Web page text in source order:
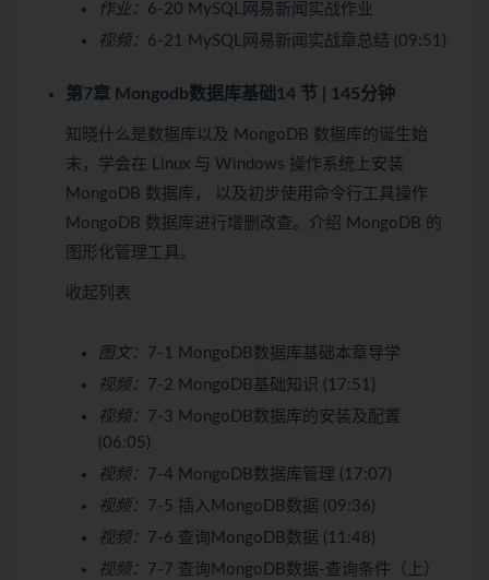
作业： 6-20 MySQL网易新闻实战作业
视频： 6-21 MySQL网易新闻实战章总结 (09:51)
第7章 Mongodb数据库基础14 节 | 145分钟
知晓什么是数据库以及 MongoDB 数据库的诞生始
末，学会在 Linux 与 Windows 操作系统上安装
MongoDB 数据库， 以及初步使用命令行工具操作
MongoDB 数据库进行增删改查。介绍 MongoDB 的
图形化管理工具。
收起列表
图文：
7-1 MongoDB数据库基础本章导学
视频：
7-2 MongoDB基础知识 (17:51)
视频：
7-3 MongoDB数据库的安装及配置
(06:05)
视频：
7-4 MongoDB数据库管理 (17:07)
视频：
7-5 插入MongoDB数据 (09:36)
视频：
7-6 查询MongoDB数据 (11:48)
视频：
7-7 查询MongoDB数据-查询条件（上）